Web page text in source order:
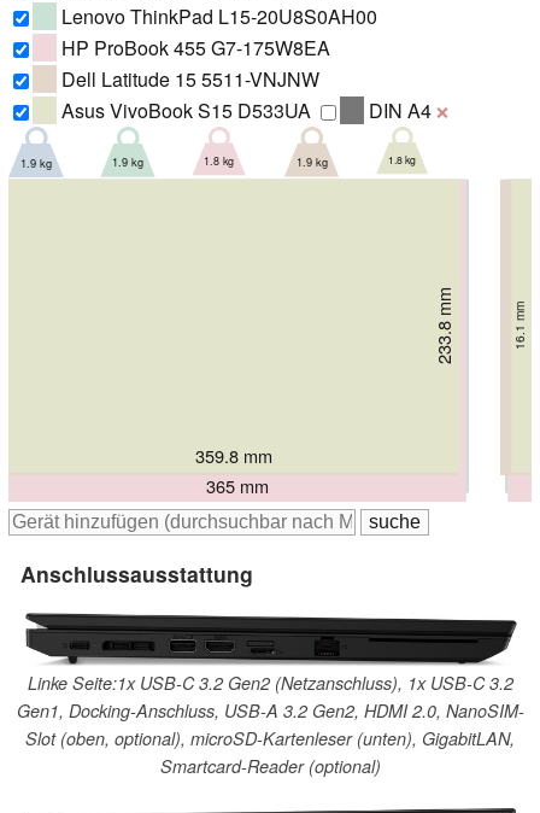
Lenovo ThinkPad L15-20U8S0AH00
HP ProBook 455 G7-175W8EA
Dell Latitude 15 5511-VNJNW
Asus VivoBook S15 D533UA
DIN A4 ❌
367 mm
250 mm 21 mm
1.9 kg
366 mm
250 mm 21 mm
1.9 kg
365 mm
257 mm 19 mm
1.8 kg
359 mm
236 mm 25 mm
1.9 kg
359.8 mm
233.8 mm 16.1 mm
1.8 kg
Anschlussausstattung
Linke Seite:1x USB-C 3.2 Gen2 (Netzanschluss), 1x USB-C 3.2
Gen1, Docking-Anschluss, USB-A 3.2 Gen2, HDMI 2.0, NanoSIM-
Slot (oben, optional), microSD-Kartenleser (unten), GigabitLAN,
Smartcard-Reader (optional)